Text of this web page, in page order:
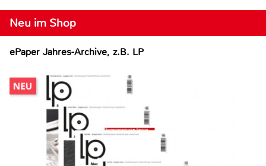
Neu im Shop
ePaper Jahres-Archive, z.B. LP